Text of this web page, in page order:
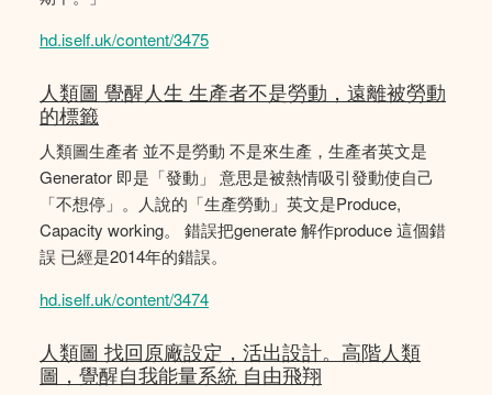
hd.iself.uk/content/3475
人類圖 覺醒人生 生產者不是勞動，遠離被勞動
的標籤
人類圖生產者 並不是勞動 不是來生產，生產者英文是
Generator 即是「發動」 意思是被熱情吸引發動使自己
「不想停」。人說的「生產勞動」英文是Produce,
Capacity working。 錯誤把generate 解作produce 這個錯
誤 已經是2014年的錯誤。
hd.iself.uk/content/3474
人類圖 找回原廠設定，活出設計。高階人類
圖，覺醒自我能量系統 自由飛翔